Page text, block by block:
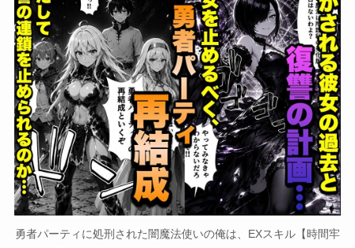
勇者パーティに処刑された闇魔法使いの俺は、EXスキル【時間牢